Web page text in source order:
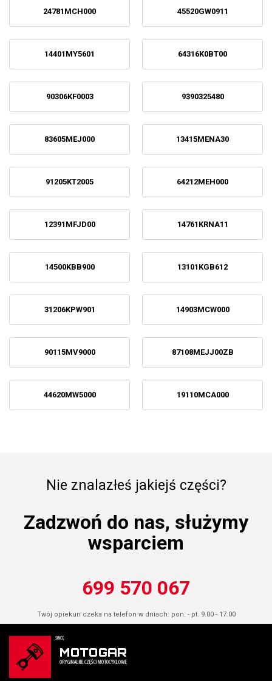
24781MCH000 45520GW0911
14401MY5601 64316K0BT00
90306KF0003 9390325480
83605MEJ000 13415MENA30
91205KT2005 64212MEH000
12391MFJD00 14761KRNA11
14500KBB900 13101KGB612
31206KPW901 14903MCW000
90115MV9000 87108MEJJ00ZB
44620MW5000 19110MCA000
Nie znalazłeś jakiejś części?
Zadzwoń do nas, służymy
wsparciem
699 570 067
Twój opiekun czeka na telefon w dniach: pon. - pt. 9.00 - 17.00